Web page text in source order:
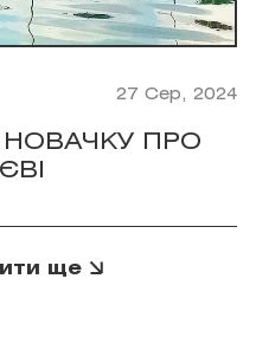
27 Сер, 2024
ПРО
ще